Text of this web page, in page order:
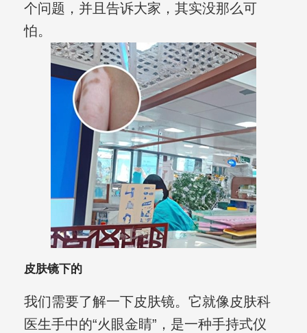
个问题，并且告诉大家，其实没那么可
怕。
皮肤镜下的
我们需要了解一下皮肤镜。它就像皮肤科
医生手中的“火眼金睛”，是一种手持式仪